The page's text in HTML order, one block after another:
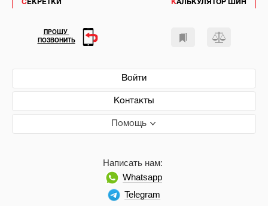
СЕКРЕТКИ
КАЛЬКУЛЯТОР ШИН
Войти
Контакты
Помощь
Написать нам:
Whatsapp
Telegram
ПРОШУ
ПОЗВОНИТЬ